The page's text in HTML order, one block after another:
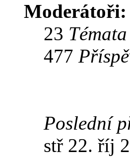
Moderátoři:
23 Témata
477
Poslední
stř 22. říj